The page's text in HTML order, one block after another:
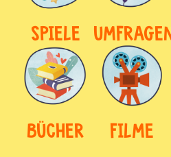
SPIELE
BÜCHER FILME